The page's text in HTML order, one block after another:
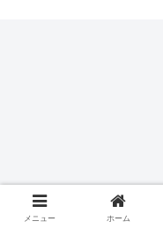
メニュー ホーム